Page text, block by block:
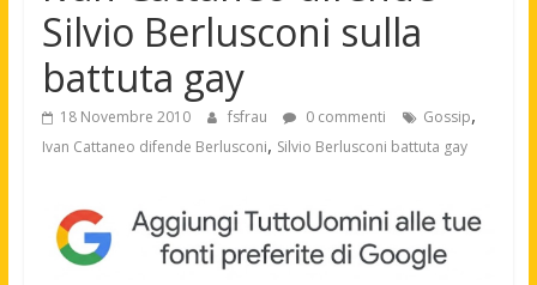
Silvio Berlusconi sulla
battuta gay
18 Novembre 2010 fsfrau 0 commenti Gossip,
Ivan Cattaneo difende Berlusconi, Silvio Berlusconi battuta gay